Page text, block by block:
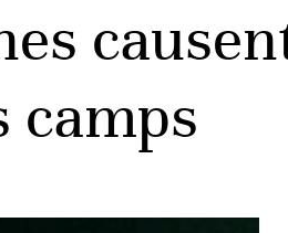
camps